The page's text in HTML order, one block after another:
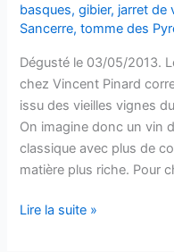
basques,gibier, jarret de
Sancerre,tomme des
Dégusté le 03/05/2013.
chez Vincent Pinard
issu des vieilles vignes
On imagine donc un vin
classique avec plus de
matière plus riche. Pour
Sancerre
Lire la suite »